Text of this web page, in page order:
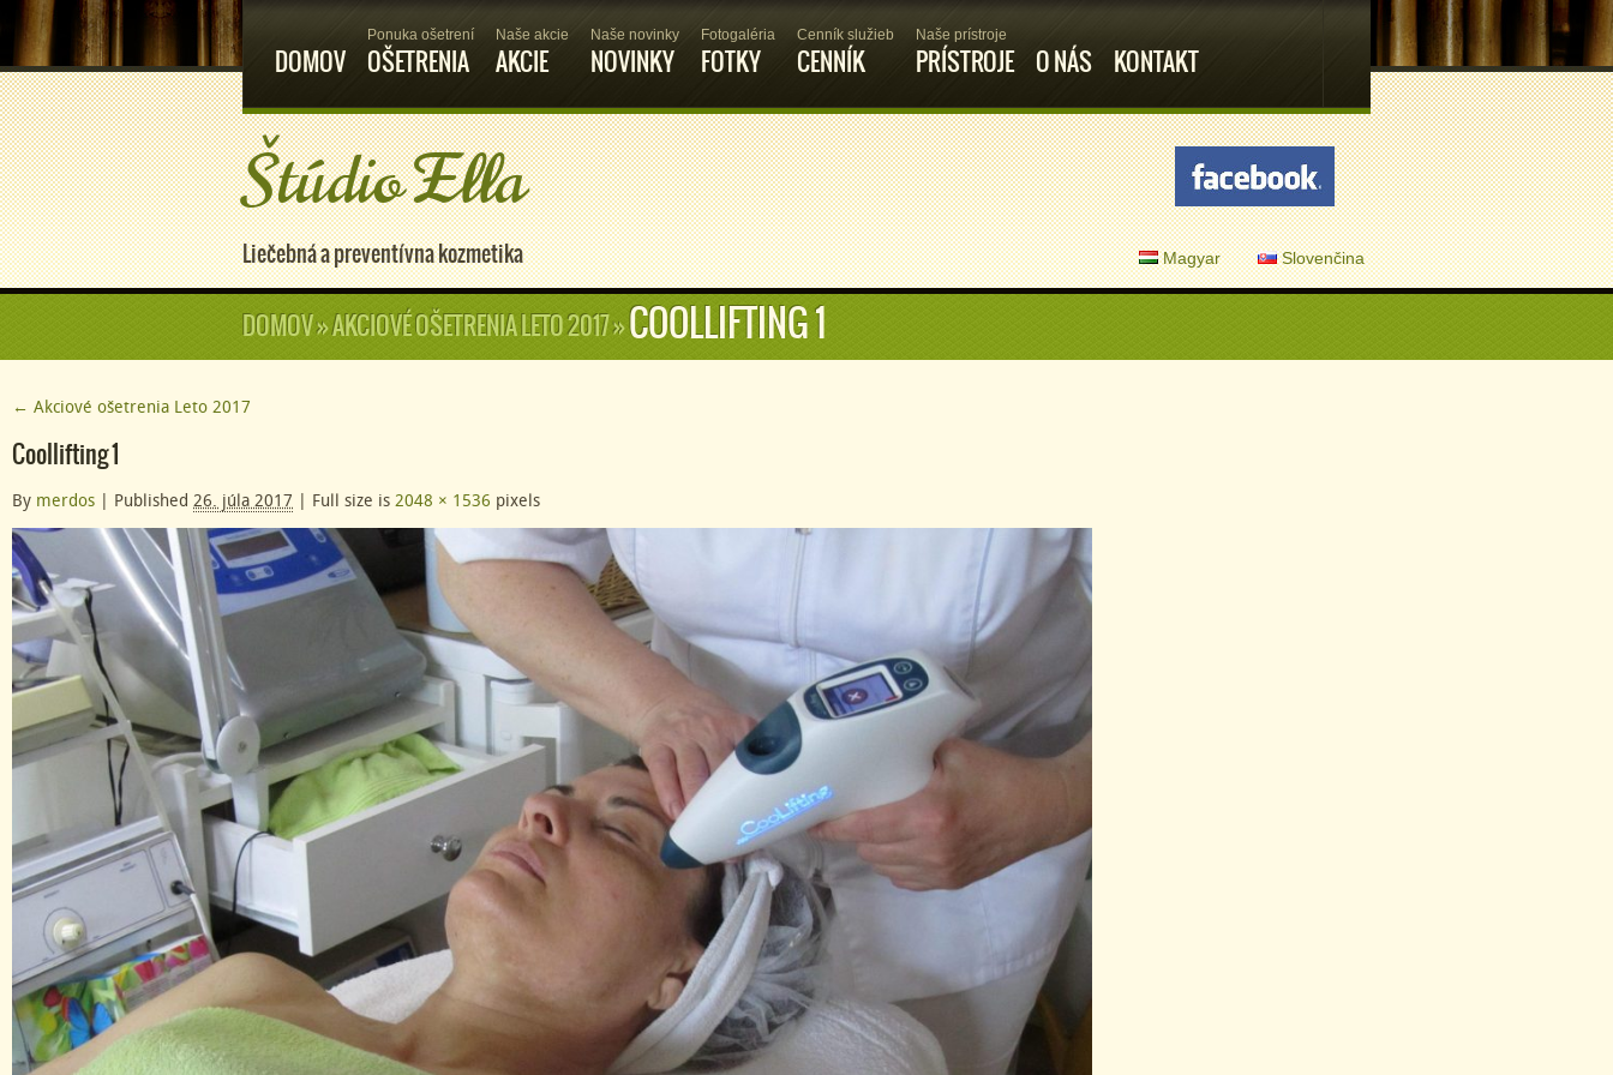
DOMOV
Ponuka ošetrení
OŠETRENIA
Naše akcie
AKCIE
Naše novinky
NOVINKY
Fotogaléria
FOTKY
Cenník služieb
CENNÍK
Naše prístroje
PRÍSTROJE O NÁS KONTAKT
Štúdio Ella
Liečebná a preventívna kozmetika Magyar Slovenčina
DOMOV»AKCIOVÉ OŠETRENIA LETO 2017»COOLLIFTING 1
← Akciové ošetrenia Leto 2017
Coollifting 1
By merdos | Published 26. júla 2017 | Full size is 2048 × 1536 pixels